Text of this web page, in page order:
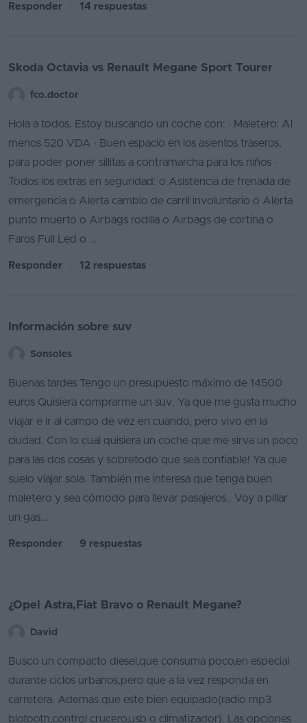
Responder 14 respuestas
Skoda Octavia vs Renault Megane Sport Tourer
fco.doctor
Hola a todos, Estoy buscando un coche con: · Maletero: Al
menos 520 VDA · Buen espacio en los asientos traseros,
para poder poner sillitas a contramarcha para los niños ·
Todos los extras en seguridad: o Asistencia de frenada de
emergencia o Alerta cambio de carril involuntario o Alerta
punto muerto o Airbags rodilla o Airbags de cortina o
Faros Full Led o ...
Responder 12 respuestas
Información sobre suv
Sonsoles
Buenas tardes Tengo un presupuesto máximo de 14500
euros Quisiera comprarme un suv. Ya que me gusta mucho
viajar e ir al campo de vez en cuando, pero vivo en la
ciudad. Con lo cual quisiera un coche que me sirva un poco
para las dos cosas y sobretodo que sea confiable! Ya que
suelo viajar sola. También me interesa que tenga buen
maletero y sea cómodo para llevar pasajeros.. Voy a pillar
un gas...
Responder 9 respuestas
¿Opel Astra,Fiat Bravo o Renault Megane?
David
Busco un compacto diesel,que consuma poco,en especial
durante ciclos urbanos,pero que a la vez responda en
carretera. Ademas que este bien equipado(radio mp3
blotooth,control crucero,usb o climatizador). Las opciones